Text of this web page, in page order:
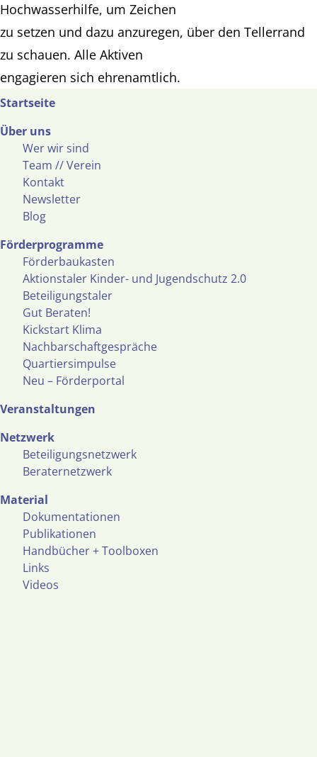
Hochwasserhilfe, um Zeichen
zu setzen und dazu anzuregen, über den Tellerrand
zu schauen. Alle Aktiven
engagieren sich ehrenamtlich.
Startseite
Über uns
Wer wir sind
Team // Verein
Kontakt
Newsletter
Blog
Förderprogramme
Förderbaukasten
Aktionstaler Kinder- und Jugendschutz 2.0
Beteiligungstaler
Gut Beraten!
Kickstart Klima
Nachbarschaftgespräche
Quartiersimpulse
Neu – Förderportal
Veranstaltungen
Netzwerk
Beteiligungsnetzwerk
Beraternetzwerk
Material
Dokumentationen
Publikationen
Handbücher + Toolboxen
Links
Videos